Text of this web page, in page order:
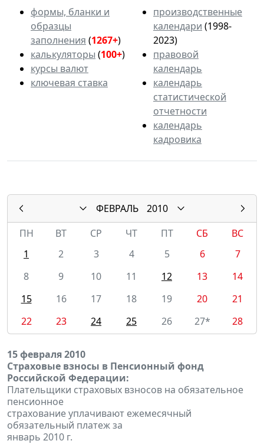
формы, бланки и
образцы
заполнения (1267+)
калькуляторы (100+)
курсы валют
ключевая ставка
производственные
календари (1998-
2023)
правовой
календарь
календарь
статистической
отчетности
календарь
кадровика
ФЕВРАЛЬ
2010
ПН
ВТ СР ЧТ ПТ СБ
ВС
1
2 3 4 5 6
7
8
9 10 11 12 13
14
15
16 17 18 19 20
21
22
23 24 25 26 27* 28
15 февраля 2010
Страховые взносы в Пенсионный фонд
Российской Федерации:
Плательщики страховых взносов на обязательное
пенсионное
страхование уплачивают ежемесячный
обязательный платеж за
январь 2010 г.